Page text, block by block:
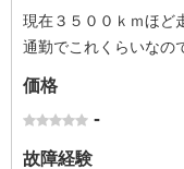
現在３５００ｋｍほど
通勤でこれくらいなの
価格
-
故障経験